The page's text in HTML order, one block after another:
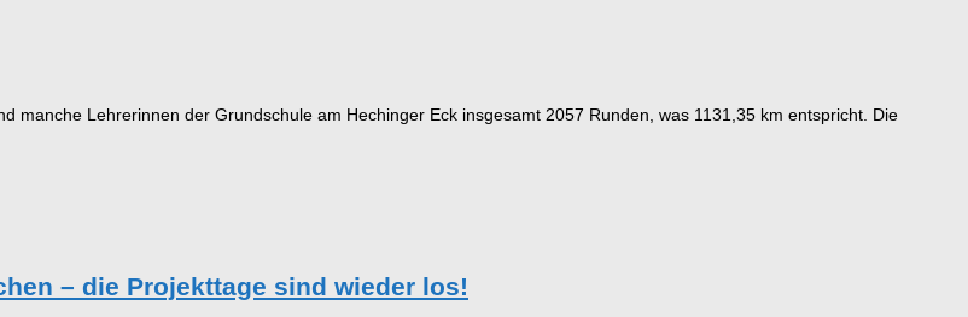
manche Lehrerinnen der Grundschule am Hechinger Eck insgesamt 2057 Runden, was 1131,35 km entspricht. Die
– die Projekttage sind wieder los!